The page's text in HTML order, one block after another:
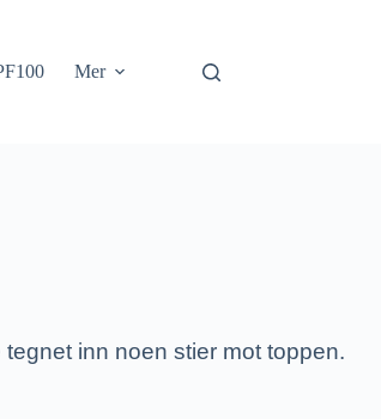
Mer
inn noen stier mot toppen.